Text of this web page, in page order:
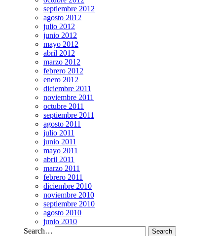
septiembre 2012
agosto 2012
julio 2012
junio 2012
mayo 2012
abril 2012
marzo 2012
febrero 2012
enero 2012
diciembre 2011
noviembre 2011
octubre 2011
septiembre 2011
agosto 2011
julio 2011
junio 2011
mayo 2011
abril 2011
marzo 2011
febrero 2011
diciembre 2010
noviembre 2010
septiembre 2010
agosto 2010
junio 2010
Search…